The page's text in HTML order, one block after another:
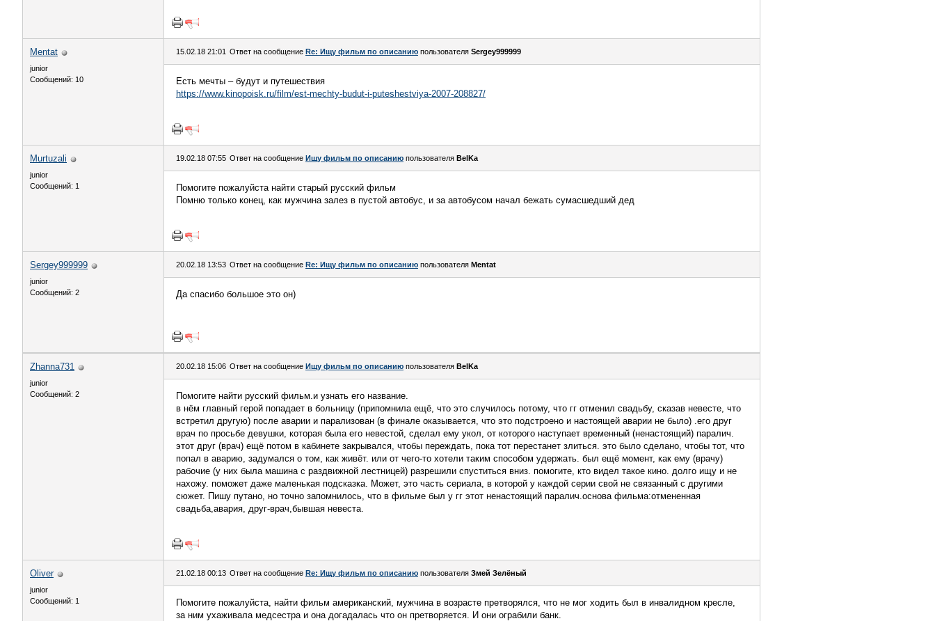
Mentat
junior
Сообщений: 10
15.02.18 21:01 Ответ на сообщение Re: Ищу фильм по описанию пользователя Sergey999999
Есть мечты – будут и путешествия
https://www.kinopoisk.ru/film/est-mechty-budut-i-puteshestviya-2007-208827/
Murtuzali
junior
Сообщений: 1
19.02.18 07:55 Ответ на сообщение Ищу фильм по описанию пользователя BelKa
Помогите пожалуйста найти старый русский фильм
Помню только конец, как мужчина залез в пустой автобус, и за автобусом начал бежать сумасшедший дед
Sergey999999
junior
Сообщений: 2
20.02.18 13:53 Ответ на сообщение Re: Ищу фильм по описанию пользователя Mentat
Да спасибо большое это он)
Zhanna731
junior
Сообщений: 2
20.02.18 15:06 Ответ на сообщение Ищу фильм по описанию пользователя BelKa
Помогите найти русский фильм.и узнать его название.
в нём главный герой попадает в больницу (припомнила ещё, что это случилось потому, что гг отменил свадьбу, сказав невесте, что
встретил другую) после аварии и парализован (в финале оказывается, что это подстроено и настоящей аварии не было) .его друг
врач по просьбе девушки, которая была его невестой, сделал ему укол, от которого наступает временный (ненастоящий) паралич.
этот друг (врач) ещё потом в кабинете закрывался, чтобы переждать, пока тот перестанет злиться. это было сделано, чтобы тот, что
попал в аварию, задумался о том, как живёт. или от чего-то хотели таким способом удержать. был ещё момент, как ему (врачу)
рабочие (у них была машина с раздвижной лестницей) разрешили спуститься вниз. помогите, кто видел такое кино. долго ищу и не
нахожу. поможет даже маленькая подсказка. Может, это часть сериала, в которой у каждой серии свой не связанный с другими
сюжет. Пишу путано, но точно запомнилось, что в фильме был у гг этот ненастоящий паралич.основа фильма:отмененная
свадьба,авария, друг-врач,бывшая невеста.
Oliver
junior
Сообщений: 1
21.02.18 00:13 Ответ на сообщение Re: Ищу фильм по описанию пользователя Змей Зелёный
Помогите пожалуйста, найти фильм американский, мужчина в возрасте претворялся, что не мог ходить был в инвалидном кресле,
за ним ухаживала медсестра и она догадалась что он претворяется. И они ограбили банк.